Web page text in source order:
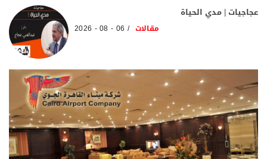
عجاجيات | مدي الحياة
مقالات 06 - 08 - 2026